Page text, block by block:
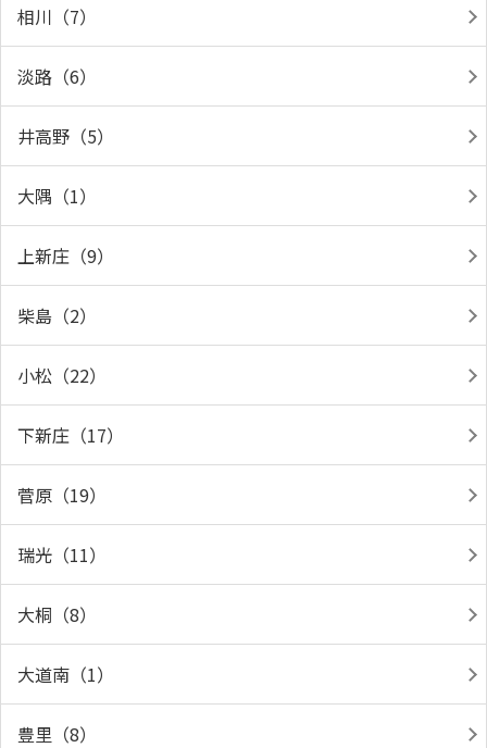
相川（7）
淡路（6）
井高野（5）
大隅（1）
上新庄（9）
柴島（2）
小松（22）
下新庄（17）
菅原（19）
瑞光（11）
大桐（8）
大道南（1）
豊里（8）